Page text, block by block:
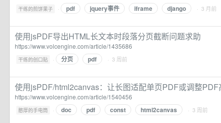
干练的煎饼果子 · pdf jquery事件 iframe django · 3 月前
使用jsPDF导出HTML长文本时段落分页截断问题求助
https://www.volcengine.com/article/1435686
干练的创口贴 · 分页 pdf · 3 周前
使用jsPDF/html2canvas：让长图适配单页PDF或调整PDF
https://www.volcengine.com/article/1540456
憨厚的手电筒 · doc pdf const html2canvas · 3 周前